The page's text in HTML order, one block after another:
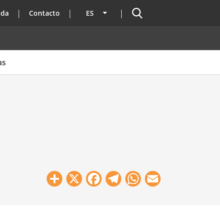
Contacto ES Lista adicional de acciones
Buscador
Share
X Facebook
Telegram
WhatsApp